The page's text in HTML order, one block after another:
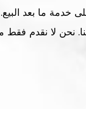
خدمة ما بعد